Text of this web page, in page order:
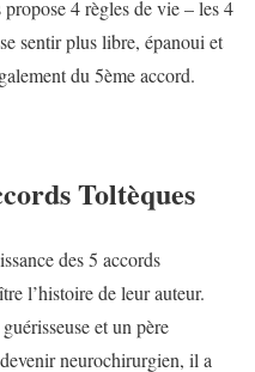
4 règles de vie – les 4
sentir plus libre, épanoui et
du 5ème accord.
Toltèques
des 5 accords
l’histoire de leur auteur.
et un père
neurochirurgien, il a